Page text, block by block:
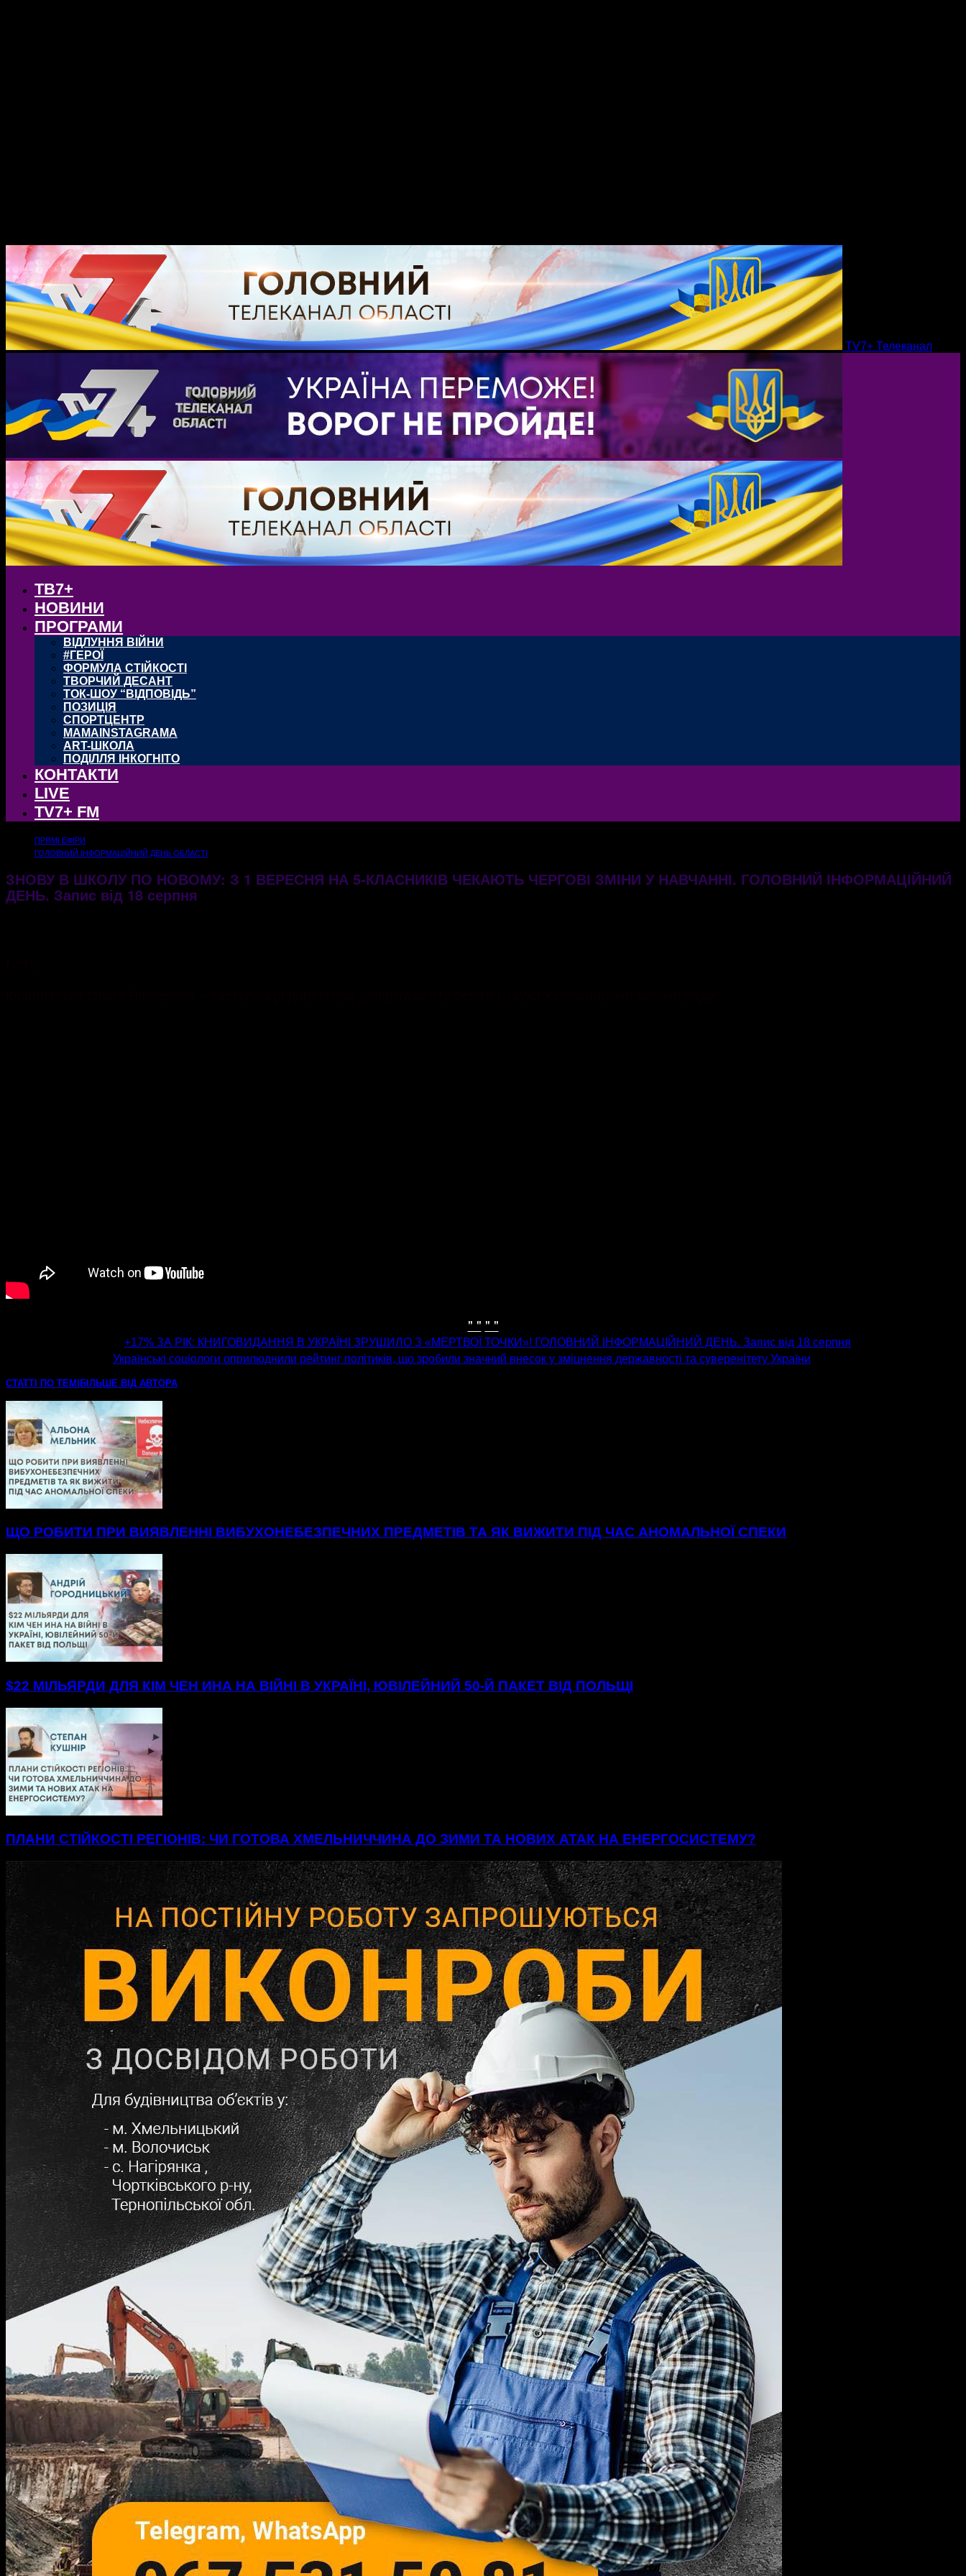
TV7+ Телеканал
ТВ7+
НОВИНИ
ПРОГРАМИ
ВІДЛУННЯ ВІЙНИ
#ГЕРОЇ
ФОРМУЛА СТІЙКОСТІ
ТВОРЧИЙ ДЕСАНТ
ТОК-ШОУ “ВІДПОВІДЬ”
ПОЗИЦІЯ
СПОРТЦЕНТР
MAMAINSTAGRAMA
ART-ШКОЛА
ПОДІЛЛЯ ІНКОГНІТО
КОНТАКТИ
LIVE
TV7+ FM
ПРЯМІ ЕФІРИ
ГОЛОВНИЙ ІНФОРМАЦІЙНИЙ ДЕНЬ ОБЛАСТІ
ЗНОВУ В ШКОЛУ ПО НОВОМУ: З 1 ВЕРЕСНЯ НА 5-КЛАСНИКІВ ЧЕКАЮТЬ ЧЕРГОВІ ЗМІНИ У НАВЧАННІ. ГОЛОВНИЙ ІНФОРМАЦІЙНИЙ
ДЕНЬ. Запис від 18 серпня
" " " "
+17% ЗА РІК: КНИГОВИДАННЯ В УКРАЇНІ ЗРУШИЛО З «МЕРТВОЇ ТОЧКИ»! ГОЛОВНИЙ ІНФОРМАЦІЙНИЙ ДЕНЬ. Запис від 18 серпня
Українські соціологи оприлюднили рейтинг політиків, що зробили значний внесок у зміцнення державності та суверенітету України
СТАТТІ ПО ТЕМІ БІЛЬШЕ ВІД АВТОРА
ЩО РОБИТИ ПРИ ВИЯВЛЕННІ ВИБУХОНЕБЕЗПЕЧНИХ ПРЕДМЕТІВ ТА ЯК ВИЖИТИ ПІД ЧАС АНОМАЛЬНОЇ СПЕКИ
$22 МІЛЬЯРДИ ДЛЯ КІМ ЧЕН ИНА НА ВІЙНІ В УКРАЇНІ, ЮВІЛЕЙНИЙ 50-Й ПАКЕТ ВІД ПОЛЬЩІ
ПЛАНИ СТІЙКОСТІ РЕГІОНІВ: ЧИ ГОТОВА ХМЕЛЬНИЧЧИНА ДО ЗИМИ ТА НОВИХ АТАК НА ЕНЕРГОСИСТЕМУ?